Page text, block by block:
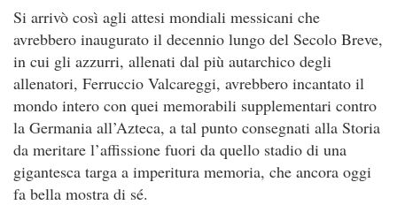
Si arrivò così agli attesi mondiali messicani che
avrebbero inaugurato il decennio lungo del Secolo Breve,
in cui gli azzurri, allenati dal più autarchico degli
allenatori, Ferruccio Valcareggi, avrebbero incantato il
mondo intero con quei memorabili supplementari contro
la Germania all’Azteca, a tal punto consegnati alla Storia
da meritare l’affissione fuori da quello stadio di una
gigantesca targa a imperitura memoria, che ancora oggi
fa bella mostra di sé.